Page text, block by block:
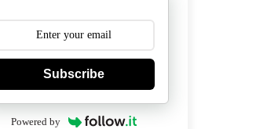
Subscribe
Powered by